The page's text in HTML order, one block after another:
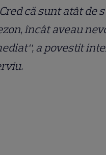
că sunt atât de
încât aveau
a povestit